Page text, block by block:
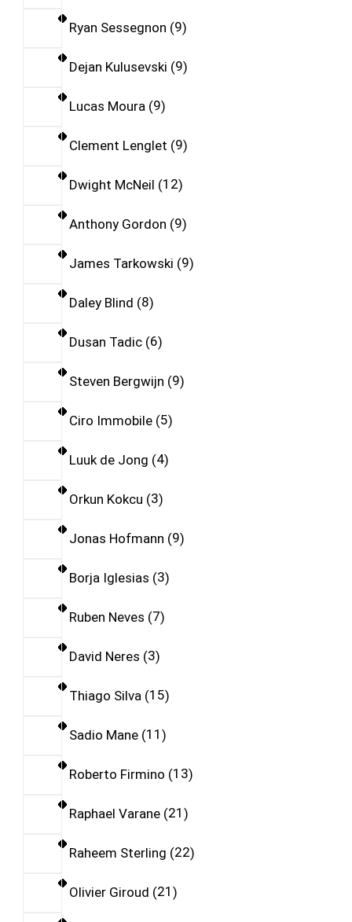
Ryan Sessegnon 9
Dejan Kulusevski 9
Lucas Moura 9
Clement Lenglet 9
Dwight McNeil 12
Anthony Gordon 9
James Tarkowski 9
Daley Blind 8
Dusan Tadic 6
Steven Bergwijn 9
Ciro Immobile 5
Luuk de Jong 4
Orkun Kokcu 3
Jonas Hofmann 9
Borja Iglesias 3
Ruben Neves 7
David Neres 3
Thiago Silva 15
Sadio Mane 11
Roberto Firmino 13
Raphael Varane 21
Raheem Sterling 22
Olivier Giroud 21